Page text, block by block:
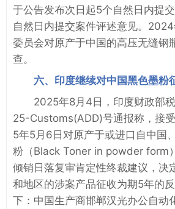
于公告发布次日起5个自然日内提
自然日内提交案件评述意见。
委员会对原产于中国的高压无缝钢
查。
六、印度继续对中国黑色墨粉
2025年8月4日，印度财政部
25-Customs(ADD)号通报称，接
5年5月6日对原产于或进口自中国
粉（Black Toner in powder form
倾销日落复审肯定性终裁建议，决
和地区的涉案产品征收为期5年的
下：中国生产商邯郸汉光办公自动